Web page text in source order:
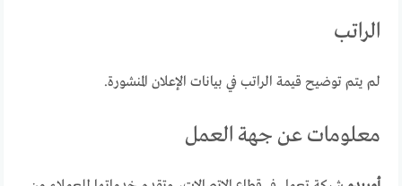
الراتب
لم يتم توضيح قيمة الراتب في بيانات الإعلان المنشورة.
معلومات عن جهة العمل